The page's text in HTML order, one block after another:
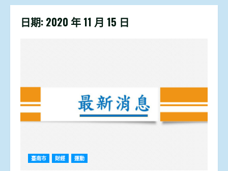
日期: 2020 年 11 月 15 日
臺南市 財經 運動